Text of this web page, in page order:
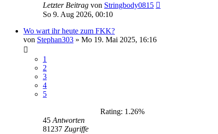
Letzter Beitrag von Stringbody0815
So 9. Aug 2026, 00:10
Wo wart ihr heute zum FKK?
von Stephan303 » Mo 19. Mai 2025, 16:16
1
2
3
4
5
Rating: 1.26%
45 Antworten
81237 Zugriffe